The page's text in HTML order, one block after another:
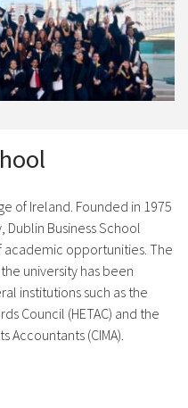
of Ireland. Founded in 1975
Business School
academic opportunities. The
university has been
institutions such as the
Council (HETAC) and the
(CIMA).